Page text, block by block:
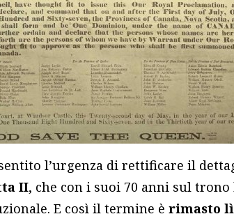
l’urgenza di rettificare il
II, che con i suoi 70 anni sul
E così il termine èrimasto